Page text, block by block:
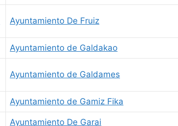
Ayuntamiento De Fruiz
Ayuntamiento de Galdakao
Ayuntamiento de Galdames
Ayuntamiento de Gamiz Fika
Ayuntamiento De Garai